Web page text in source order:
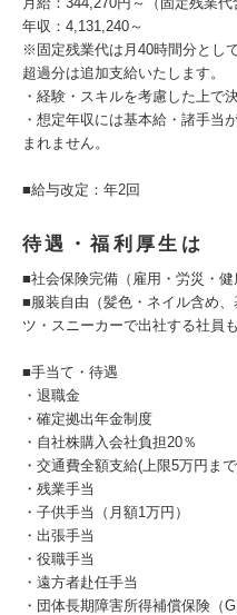
年収：4,131,240～
※固定残業代は月40時間分とし
超過分は追加支給いたします。
・経験・スキルを考慮した上で
・想定年収には基本給・諸手当
まれません。
■給与改定：年2回
待遇・福利厚生は
■社会保険完備（雇用・労災・健
■服装自由（髪色・ネイル含め
ツ・スニーカーで出社する社員も
■手当て・待遇
・退職金
・確定拠出年金制度
・自社株購入会社負担20％
・交通費全額支給(上限5万円まで
・残業手当
・子供手当（月額1万円）
・出張手当
・役職手当
・遠方者赴任手当
・団体長期障害所得補償保険（